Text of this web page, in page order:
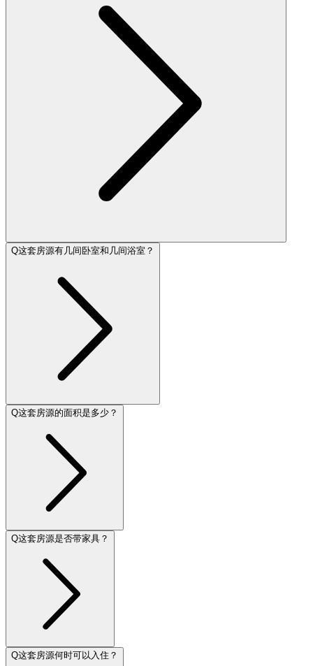
Q这套房源有几间卧室和几间浴室？
Q这套房源的面积是多少？
Q这套房源是否带家具？
Q这套房源何时可以入住？